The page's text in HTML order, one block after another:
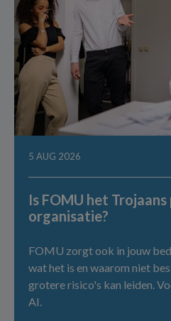
5 AUG 2026
Is FOMU het
organisatie?
FOMU zorgt ook in jouw
wat het is en waarom niet
grotere risico's kan leiden.
AI.